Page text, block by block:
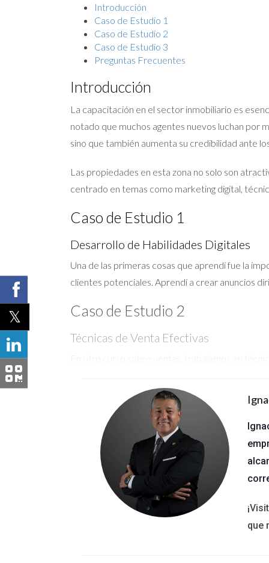
Introducción
Caso de Estudio 1
Caso de Estudio 2
Caso de Estudio 3
Preguntas Frecuentes
Introducción
La capacitación en el sector inmobiliario es
notado que muchos agentes nuevos luchan por
sino que también aumenta su credibilidad ante
Las propiedades en esta zona no solo son
centrado en temas como marketing digital,
Caso de Estudio 1
Desarrollo de Habilidades Digitales
Una de las primeras cosas que aprendí fue la
clientes potenciales. Aprendí a crear anuncios
Caso de Estudio 2
Técnicas de Venta Efectivas
Caso de Estudio 3
Conocimiento del Mercado Local
Asistir a seminarios sobre el mercado
me ha permitido asesorar mejor a mis clientes.
Te invito a considerar una
que